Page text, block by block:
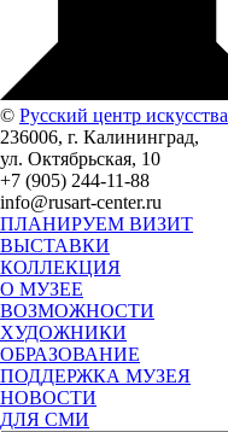
© Русский центр искусства
236006, г. Калининград,
ул. Октябрьская, 10
+7 (905) 244-11-88
info@rusart-center.ru
ПЛАНИРУЕМ ВИЗИТ
ВЫСТАВКИ
КОЛЛЕКЦИЯ
О МУЗЕЕ
ВОЗМОЖНОСТИ
ХУДОЖНИКИ
ОБРАЗОВАНИЕ
ПОДДЕРЖКА МУЗЕЯ
НОВОСТИ
ДЛЯ СМИ